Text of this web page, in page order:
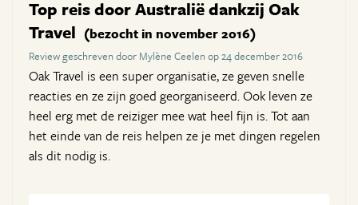
Top reis door Australië dankzij Oak
Travel (bezocht in november 2016)
Review geschreven door Mylène Ceelen op 24 december 2016
Oak Travel is een super organisatie, ze geven snelle
reacties en ze zijn goed georganiseerd. Ook leven ze
heel erg met de reiziger mee wat heel fijn is. Tot aan
het einde van de reis helpen ze je met dingen regelen
als dit nodig is.